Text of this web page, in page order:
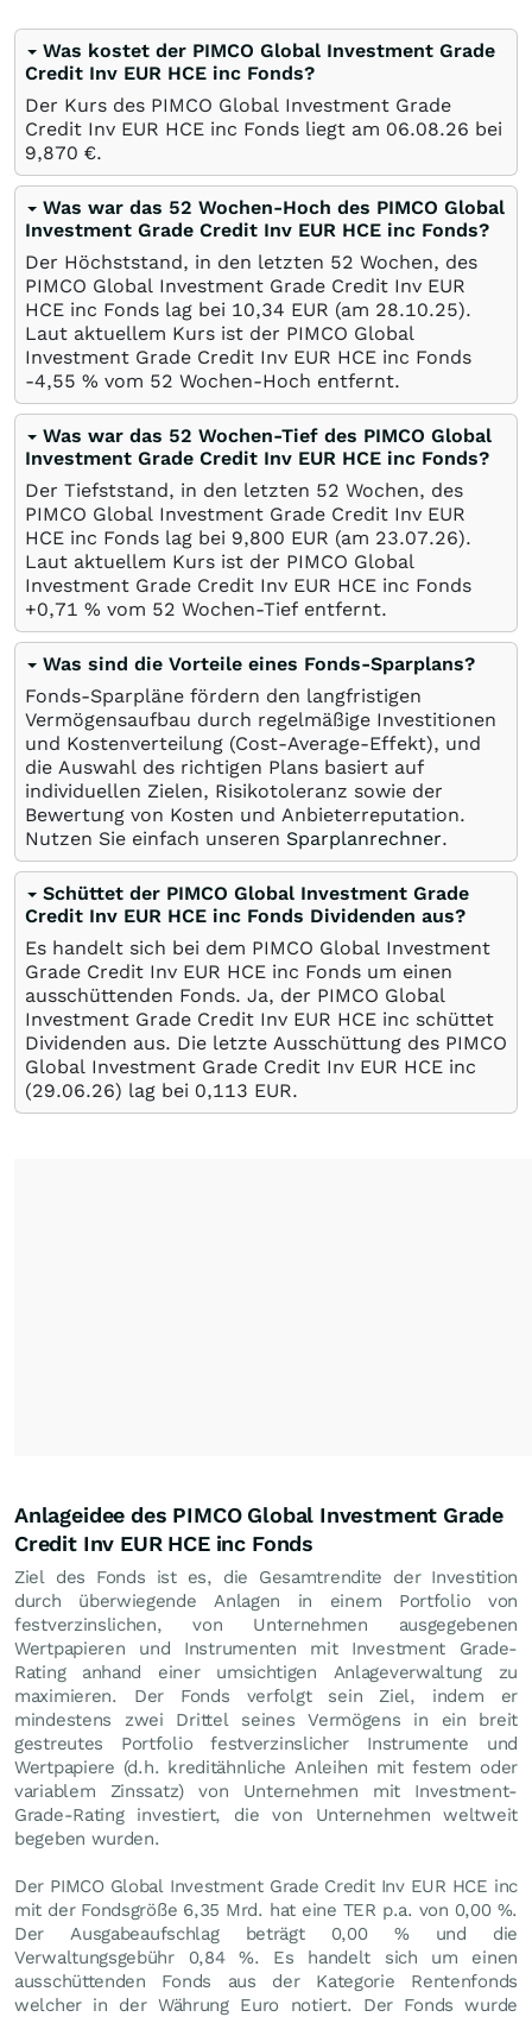
Was kostet der PIMCO Global Investment Grade
Credit Inv EUR HCE inc Fonds?
Der Kurs des PIMCO Global Investment Grade
Credit Inv EUR HCE inc Fonds liegt am 06.08.26 bei
9,870 €.
Was war das 52 Wochen-Hoch des PIMCO Global
Investment Grade Credit Inv EUR HCE inc Fonds?
Der Höchststand, in den letzten 52 Wochen, des
PIMCO Global Investment Grade Credit Inv EUR
HCE inc Fonds lag bei 10,34 EUR (am 28.10.25).
Laut aktuellem Kurs ist der PIMCO Global
Investment Grade Credit Inv EUR HCE inc Fonds
-4,55 % vom 52 Wochen-Hoch entfernt.
Was war das 52 Wochen-Tief des PIMCO Global
Investment Grade Credit Inv EUR HCE inc Fonds?
Der Tiefststand, in den letzten 52 Wochen, des
PIMCO Global Investment Grade Credit Inv EUR
HCE inc Fonds lag bei 9,800 EUR (am 23.07.26).
Laut aktuellem Kurs ist der PIMCO Global
Investment Grade Credit Inv EUR HCE inc Fonds
+0,71 % vom 52 Wochen-Tief entfernt.
Was sind die Vorteile eines Fonds-Sparplans?
Fonds-Sparpläne fördern den langfristigen
Vermögensaufbau durch regelmäßige Investitionen
und Kostenverteilung (Cost-Average-Effekt), und
die Auswahl des richtigen Plans basiert auf
individuellen Zielen, Risikotoleranz sowie der
Bewertung von Kosten und Anbieterreputation.
Nutzen Sie einfach unseren Sparplanrechner.
Schüttet der PIMCO Global Investment Grade
Credit Inv EUR HCE inc Fonds Dividenden aus?
Es handelt sich bei dem PIMCO Global Investment
Grade Credit Inv EUR HCE inc Fonds um einen
ausschüttenden Fonds. Ja, der PIMCO Global
Investment Grade Credit Inv EUR HCE inc schüttet
Dividenden aus. Die letzte Ausschüttung des PIMCO
Global Investment Grade Credit Inv EUR HCE inc
(29.06.26) lag bei 0,113 EUR.
Anlageidee des PIMCO Global Investment Grade
Credit Inv EUR HCE inc Fonds
Ziel des Fonds ist es, die Gesamtrendite der Investition
durch überwiegende Anlagen in einem Portfolio von
festverzinslichen, von Unternehmen ausgegebenen
Wertpapieren und Instrumenten mit Investment Grade-
Rating anhand einer umsichtigen Anlageverwaltung zu
maximieren. Der Fonds verfolgt sein Ziel, indem er
mindestens zwei Drittel seines Vermögens in ein breit
gestreutes Portfolio festverzinslicher Instrumente und
Wertpapiere (d.h. kreditähnliche Anleihen mit festem oder
variablem Zinssatz) von Unternehmen mit Investment-
Grade-Rating investiert, die von Unternehmen weltweit
begeben wurden.
Der PIMCO Global Investment Grade Credit Inv EUR HCE inc
mit der Fondsgröße 6,35 Mrd. hat eine TER p.a. von 0,00 %.
Der Ausgabeaufschlag beträgt 0,00 % und die
Verwaltungsgebühr 0,84 %. Es handelt sich um einen
ausschüttenden Fonds aus der Kategorie Rentenfonds
welcher in der Währung Euro notiert. Der Fonds wurde